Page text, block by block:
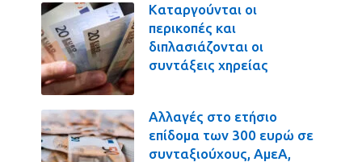
Καταργούνται οι
περικοπές και
διπλασιάζονται οι
συντάξεις χηρείας
Αλλαγές στο ετήσιο
επίδομα των 300 ευρώ σε
συνταξιούχους, ΑμεΑ,